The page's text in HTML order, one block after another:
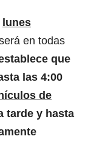
lunes
en todas
que
las 4:00
de
tarde y hasta